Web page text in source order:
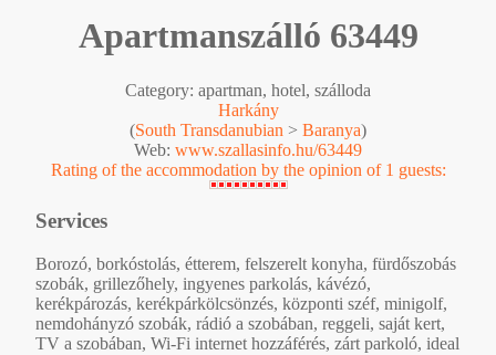
Apartmanszálló 63449
Category: apartman, hotel, szálloda
Harkány
(South Transdanubian > Baranya)
Web: www.szallasinfo.hu/63449
Rating of the accommodation by the opinion of 1 guests:
Services
Borozó, borkóstolás, étterem, felszerelt konyha, fürdőszobás
szobák, grillezőhely, ingyenes parkolás, kávézó,
kerékpározás, kerékpárkölcsönzés, központi széf, minigolf,
nemdohányzó szobák, rádió a szobában, reggeli, saját kert,
TV a szobában, Wi-Fi internet hozzáférés, zárt parkoló, ideal